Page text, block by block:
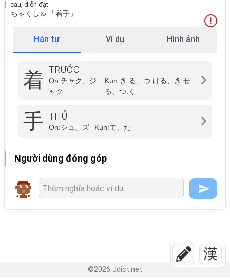
漢
câu, diễn đạt
ちゃくしゅ 「着手」
Hán tự Ví dụ Hình ảnh
着 TRƯỚC
On:チャク、ジ
ャク
Kun:き.る、つ.ける、き.せ
る、つ.く
手 THỦ
On:シュ、ズ Kun:て、た
Người dùng đóng góp
©2026 Jdict.net